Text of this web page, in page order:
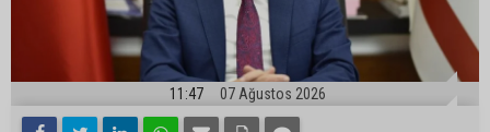
11:47 07 Ağustos 2026